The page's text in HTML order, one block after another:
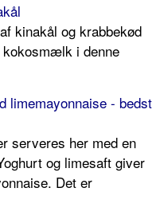
kinakål og krabbekød
i denne
limemayonnaise - bedst
serveres her med en
og limesaft giver
Det er